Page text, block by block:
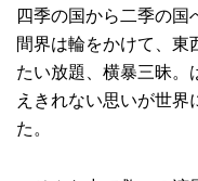
四季の国から二季の国
間界は輪をかけて、東
たい放題、横暴三昧。
えきれない思いが世界
た。